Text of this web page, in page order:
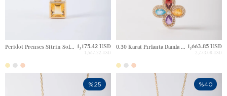
Peridot Prenses Sitrin Soleil Aura Blok Tasarım Altın Kolye 1,175.42 USD
1,567.22 USD
0.30 Karat Pırlanta Damla Ametist, Topaz, Garnet, Sitrin Clover Aura Lüks Halo Altın Kolye 1,663.85 USD
2,773.08 USD
%25 %40